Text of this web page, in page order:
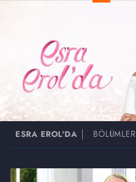
ESRA EROL'DA BÖLÜMLER